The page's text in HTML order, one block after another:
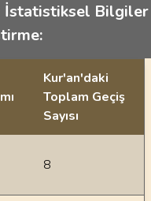
İstatistiksel Bilgiler
Kur'an'daki
Toplam Geçiş
Sayısı
8